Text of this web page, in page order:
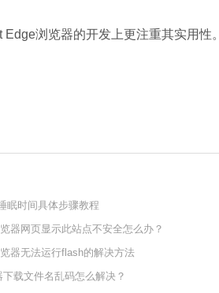
浏览器的开发上更注重其实用性。
眠时间具体步骤教程
器网页显示此站点不安全怎么办？
器无法运行flash的解决方法
载文件名乱码怎么解决？
软件语言：简体中文